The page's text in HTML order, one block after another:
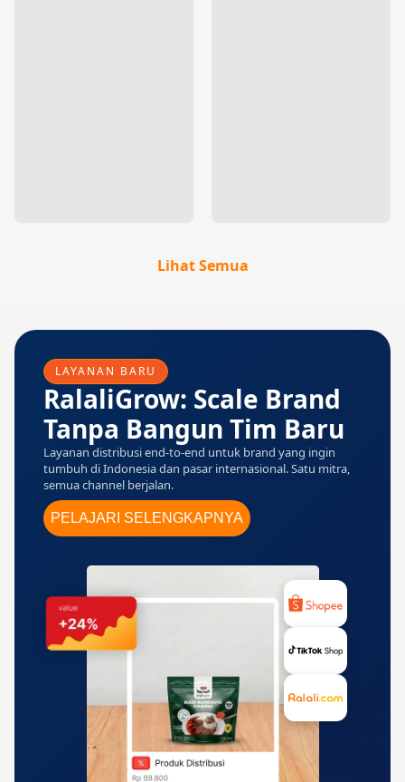
Lihat Semua
LAYANAN BARU
RalaliGrow: Scale Brand
Tanpa Bangun Tim Baru
Layanan distribusi end-to-end untuk brand yang ingin
tumbuh di Indonesia dan pasar internasional. Satu mitra,
semua channel berjalan.
PELAJARI SELENGKAPNYA